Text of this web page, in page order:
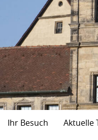
Ihr Besuch Aktuelle